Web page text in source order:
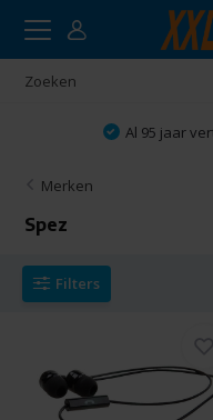
Al 95 jaar
Merken
Spez
Filters